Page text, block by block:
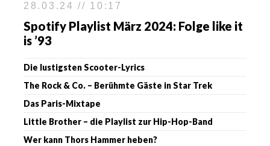
28.03.24 // 10:17
Spotify Playlist März 2024: Folge like it
is ’93
Die lustigsten Scooter-Lyrics
The Rock & Co. – Berühmte Gäste in Star Trek
Das Paris-Mixtape
Little Brother – die Playlist zur Hip-Hop-Band
Wer kann Thors Hammer heben?